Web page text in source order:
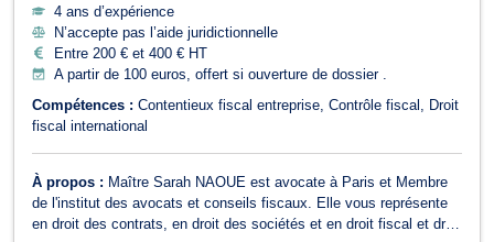
4 ans d’expérience
N’accepte pas l’aide juridictionnelle
Entre 200 € et 400 € HT
A partir de 100 euros, offert si ouverture de dossier .
Compétences : Contentieux fiscal entreprise Contrôle fiscal
Droit
fiscal international
À propos : Maître Sarah NAOUE est avocate à Paris et Membre
de l'institut des avocats et conseils fiscaux. Elle vous représente
en droit des contrats, en droit des sociétés et en droit fiscal et droit